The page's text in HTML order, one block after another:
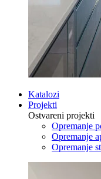
Katalozi
Projekti
Ostvareni projekti
Opremanje
Opremanje
Opremanje